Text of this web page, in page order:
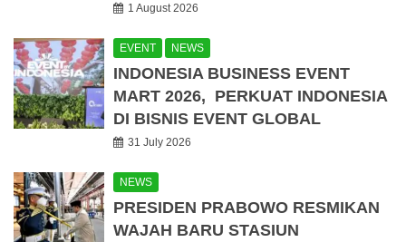
1 August 2026
EVENT NEWS
INDONESIA BUSINESS EVENT
MART 2026, PERKUAT INDONESIA
DI BISNIS EVENT GLOBAL
31 July 2026
NEWS
PRESIDEN PRABOWO RESMIKAN
WAJAH BARU STASIUN